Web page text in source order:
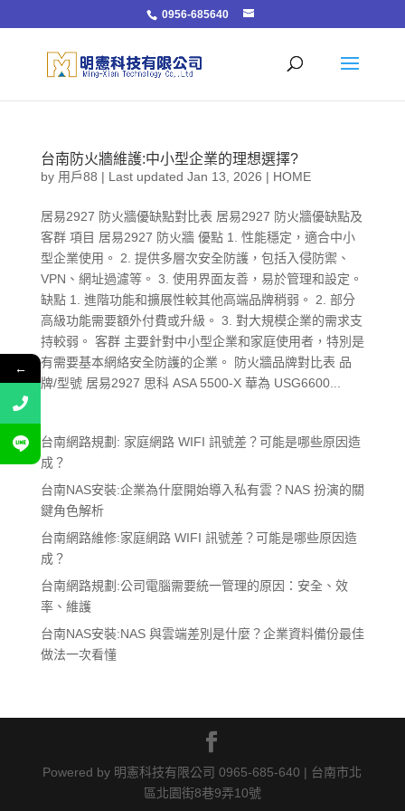
0956-685640
台南防火牆維護:中小型企業的理想選擇?
by 用戶88 | Last updated Jan 13, 2026 | HOME
居易2927 防火牆優缺點對比表 居易2927 防火牆優缺點及
客群 項目 居易2927 防火牆 優點 1. 性能穩定，適合中小
型企業使用。 2. 提供多層次安全防護，包括入侵防禦、
VPN、網址過濾等。 3. 使用界面友善，易於管理和設定。
缺點 1. 進階功能和擴展性較其他高端品牌稍弱。 2. 部分
高級功能需要額外付費或升級。 3. 對大規模企業的需求支
持較弱。 客群 主要針對中小型企業和家庭使用者，特別是
有需要基本網絡安全防護的企業。 防火牆品牌對比表 品
牌/型號 居易2927 思科 ASA 5500-X 華為 USG6600...
台南網路規劃: 家庭網路 WIFI 訊號差？可能是哪些原因造
成？
台南NAS安裝:企業為什麼開始導入私有雲？NAS 扮演的關
鍵角色解析
台南網路維修:家庭網路 WIFI 訊號差？可能是哪些原因造
成？
台南網路規劃:公司電腦需要統一管理的原因：安全、效
率、維護
台南NAS安裝:NAS 與雲端差別是什麼？企業資料備份最佳
做法一次看懂
Powered by 明憲科技有限公司 0965-685-640 | 台南市北
區北園街8巷9弄10號
←